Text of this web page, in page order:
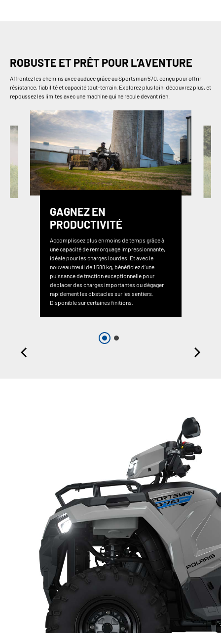
ROBUSTE ET PRÊT POUR L’AVENTURE
Affrontez les chemins avec audace grâce au Sportsman 570, conçu pour offrir
résistance, fiabilité et capacité tout-terrain. Explorez plus loin, découvrez plus, et
repoussez les limites avec une machine qui ne recule devant rien.
GAGNEZ EN
PRODUCTIVITÉ
Accomplissez plus en moins de temps grâce à
une capacité de remorquage impressionnante,
idéale pour les charges lourdes. Et avec le
nouveau treuil de 1 588 kg, bénéficiez d’une
puissance de traction exceptionnelle pour
déplacer des charges importantes ou dégager
rapidement les obstacles sur les sentiers.
Disponible sur certaines finitions.